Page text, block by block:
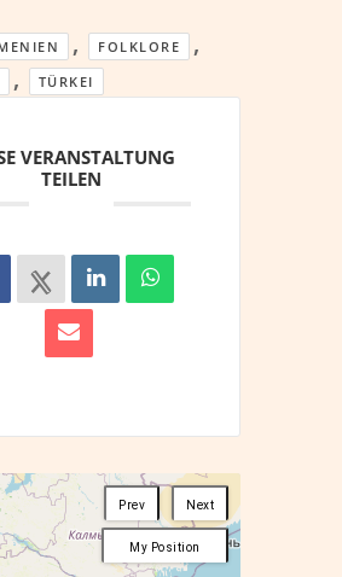
, FOLKLORE ,
, TÜRKEI
VERANSTALTUNG
TEILEN
Next
Prev
My Position